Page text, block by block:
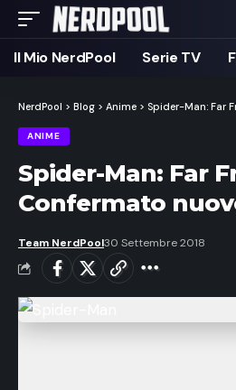
Il Mio NerdPool Serie TV
NerdPool > Blog > Anime > Spider-Man: Far
ANIME
Spider-Man: Far
Confermato
Team NerdPool30 Settembre 2018